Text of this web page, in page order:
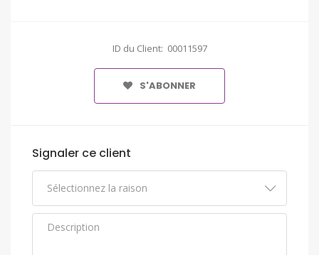
ID du Client: 00011597
S'ABONNER
Signaler ce client